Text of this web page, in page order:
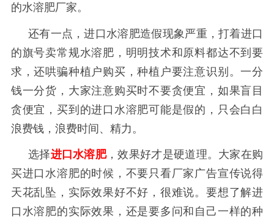
的水溶肥厂家。
还有一点，进口水溶肥造假现象严重，打着进口
的旗号卖常规水溶肥，明明技术和原料都达不到要
求，还哄骗种植户购买，种植户要注意识别。一分
钱一分货，大家注意购买时不要贪便宜，如果盲目
贪便宜，买到的进口水溶肥可能是假的，只会白白
浪费钱，浪费时间、精力。
选择进口水溶肥，效果好才是硬道理。大家在购
买进口水溶肥的时候，不要只看厂家广告宣传说得
天花乱坠，实际效果好不好，很难说。要想了解进
口水溶肥的实际效果，还是要多问和自己一样的种